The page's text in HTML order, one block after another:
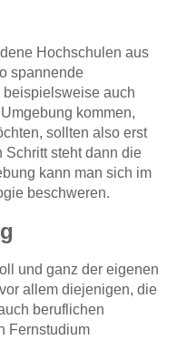
Hochschulen aus
spannende
beispielsweise auch
kommen,
sollten also erst
Schritt steht dann die
kann man sich im
beschweren.
und ganz der eigenen
allem diejenigen, die
beruflichen
Fernstudium